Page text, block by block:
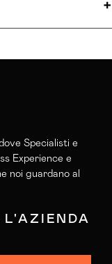
Mantova
Mantova
Specialisti e
Experience e
noi guardano al
L'AZIENDA